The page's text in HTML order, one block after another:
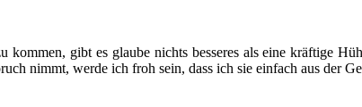
gibt es glaube nichts besseres als eine kräftige
nimmt, werde ich froh sein, dass ich sie einfach aus der